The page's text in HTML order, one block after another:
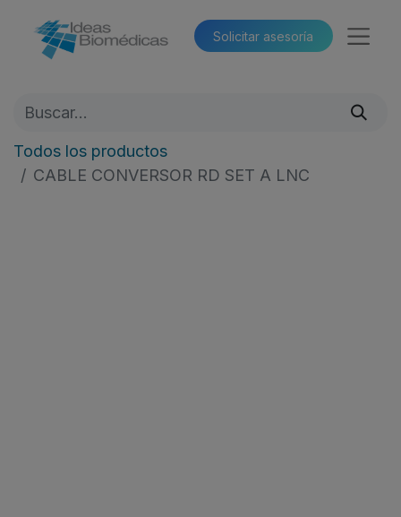
Solicitar asesoría​​
Todos los productos
CABLE CONVERSOR RD SET A LNC